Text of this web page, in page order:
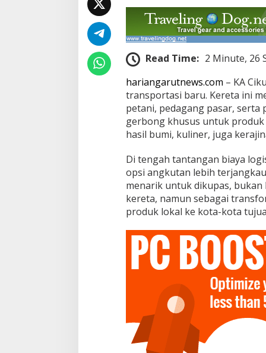
Read Time: 2 Minute, 26
hariangarutnews.com – KA
transportasi baru. Kereta ini
petani, pedagang pasar, serta
gerbong khusus untuk
hasil bumi, kuliner, juga
Di tengah tantangan biaya
opsi angkutan lebih
menarik untuk dikupas,
kereta, namun sebagai
produk lokal ke kota-kota